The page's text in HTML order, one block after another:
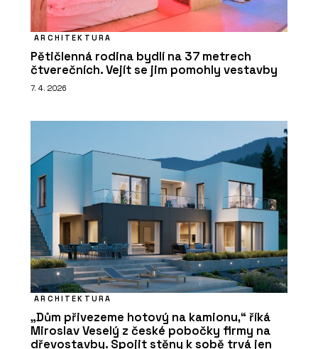
ARCHITEKTURA
Pětičlenná rodina bydlí na 37 metrech
čtverečních. Vejít se jim pomohly vestavby
7. 4. 2026
ARCHITEKTURA
„Dům přivezeme hotový na kamionu,“ říká
Miroslav Veselý z české pobočky firmy na
dřevostavby. Spojit stěny k sobě trvá jen